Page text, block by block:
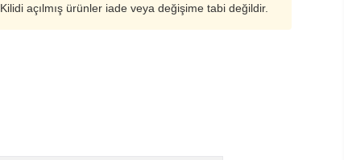
açılmış ürünler iade veya değişime tabi değildir.